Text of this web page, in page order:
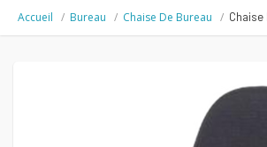
Accueil Bureau Chaise De Bureau Chaise